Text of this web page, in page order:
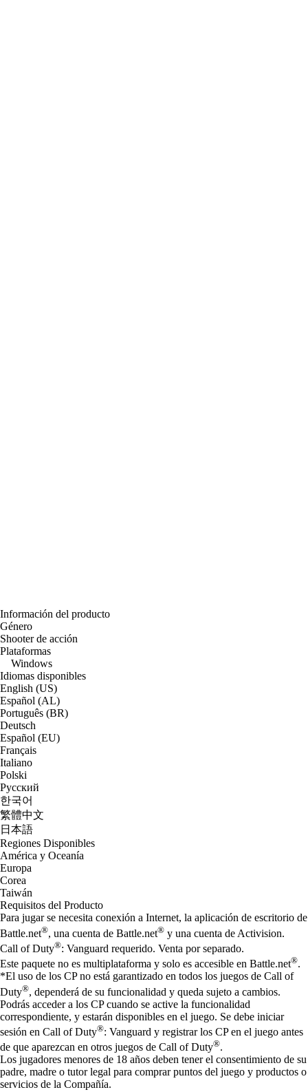
Información del producto
Género
Shooter de acción
Plataformas
Windows
Idiomas disponibles
English (US)
Español (AL)
Português (BR)
Deutsch
Español (EU)
Français
Italiano
Polski
Русский
한국어
繁體中文
日本語
Regiones Disponibles
América y Oceanía
Europa
Corea
Taiwán
Requisitos del Producto
Para jugar se necesita conexión a Internet, la aplicación de escritorio de
Battle.net®, una cuenta de Battle.net® y una cuenta de Activision.
Call of Duty®: Vanguard requerido. Venta por separado.
Este paquete no es multiplataforma y solo es accesible en Battle.net®.
*El uso de los CP no está garantizado en todos los juegos de Call of
Duty®, dependerá de su funcionalidad y queda sujeto a cambios.
Podrás acceder a los CP cuando se active la funcionalidad
correspondiente, y estarán disponibles en el juego. Se debe iniciar
sesión en Call of Duty®: Vanguard y registrar los CP en el juego antes
de que aparezcan en otros juegos de Call of Duty®.
Los jugadores menores de 18 años deben tener el consentimiento de su
padre, madre o tutor legal para comprar puntos del juego y productos o
servicios de la Compañía.